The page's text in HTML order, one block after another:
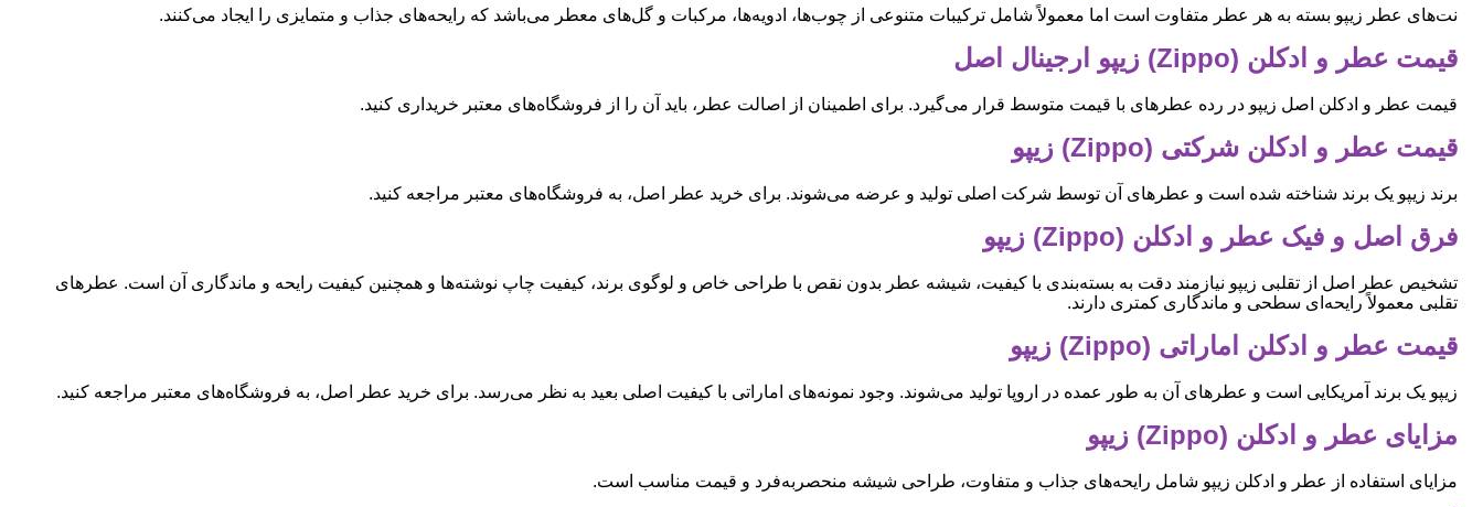
نت‌های عطر زیپو بسته به هر عطر متفاوت است اما معمولاً شامل ترکیبات متنوعی از چوب‌ها، ادویه‌ها، مرکبات و گل‌های معطر می‌باشد که رایحه‌های جذاب و متمایزی را ایجاد می‌کنند.
قیمت عطر و ادکلن (Zippo) زیپو ارجینال اصل
قیمت عطر و ادکلن اصل زیپو در رده عطرهای با قیمت متوسط قرار می‌گیرد. برای اطمینان از اصالت عطر، باید آن را از فروشگاه‌های معتبر خریداری کنید.
قیمت عطر و ادکلن شرکتی (Zippo) زیپو
برند زیپو یک برند شناخته شده است و عطرهای آن توسط شرکت اصلی تولید و عرضه می‌شوند. برای خرید عطر اصل، به فروشگاه‌های معتبر مراجعه کنید.
فرق اصل و فیک عطر و ادکلن (Zippo) زیپو
تشخیص عطر اصل از تقلبی زیپو نیازمند دقت به بسته‌بندی با کیفیت، شیشه عطر بدون نقص با طراحی خاص و لوگوی برند، کیفیت چاپ نوشته‌ها و همچنین کیفیت رایحه و ماندگاری آن است. عطرهای
تقلبی معمولاً رایحه‌ای سطحی و ماندگاری کمتری دارند.
قیمت عطر و ادکلن اماراتی (Zippo) زیپو
زیپو یک برند آمریکایی است و عطرهای آن به طور عمده در اروپا تولید می‌شوند. وجود نمونه‌های اماراتی با کیفیت اصلی بعید به نظر می‌رسد. برای خرید عطر اصل، به فروشگاه‌های معتبر مراجعه کنید.
مزایای عطر و ادکلن (Zippo) زیپو
مزایای استفاده از عطر و ادکلن زیپو شامل رایحه‌های جذاب و متفاوت، طراحی شیشه منحصربه‌فرد و قیمت مناسب است.